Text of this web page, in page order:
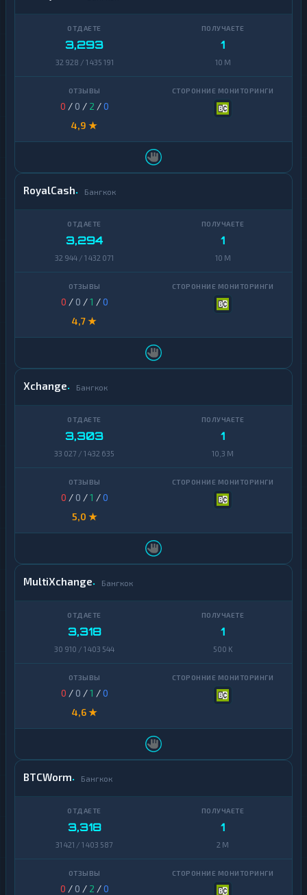
3,293
32 928 / 1 435 191
1
10 M
0 / 0 / 2 /0
4,9 ★
RoyalCash Бангкок
3,294
32 944 / 1 432 071
1
10 M
0 / 0 /1 /0
4,7 ★
Xchange Бангкок
3,303
33 027 / 1 432 635
1
10,3 M
0 / 0 /1 /0
5,0 ★
MultiXchange Бангкок
3,318
30 910 / 1 403 544
1
500 K
0 / 0 /1 /0
4,6 ★
BTCWorm Бангкок
3,318
31 421 / 1 403 587
1
2 M
0 / 0 / 2 /0